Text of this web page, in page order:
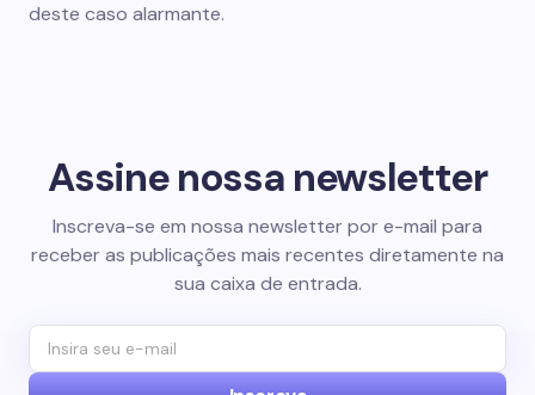
deste caso alarmante.
Assine nossa newsletter
Inscreva-se em nossa newsletter por e-mail para
receber as publicações mais recentes diretamente na
sua caixa de entrada.